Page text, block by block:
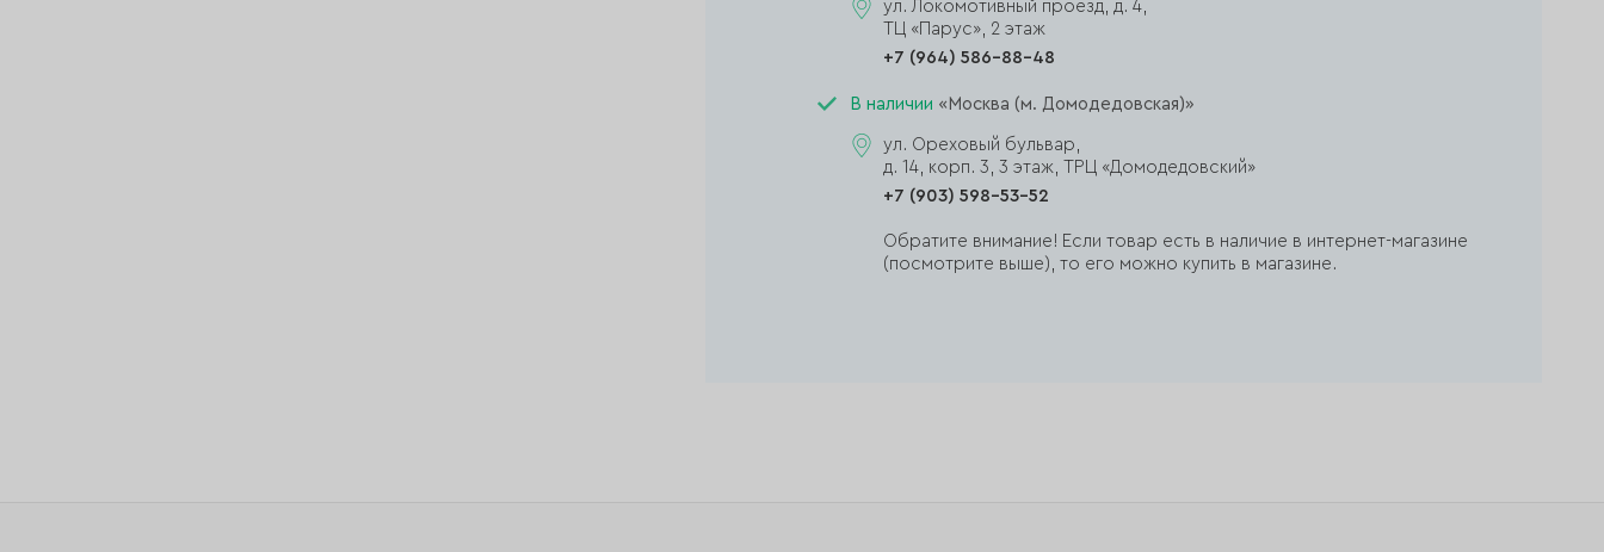
ул. Локомотивный проезд, д. 4,
ТЦ «Парус», 2 этаж
+7 (964) 586-88-48
В наличии «Москва (м. Домодедовская)»
ул. Ореховый бульвар,
д. 14, корп. 3, 3 этаж, ТРЦ «Домодедовский»
+7 (903) 598-53-52
Обратите внимание! Если товар есть в наличие в интернет-магазине
(посмотрите выше), то его можно купить в магазине.